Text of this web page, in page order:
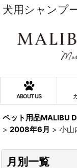
犬用シャンプ
ABOUT US
ペット用品MALIBU
> 2008年6月 > 小山
月別一覧